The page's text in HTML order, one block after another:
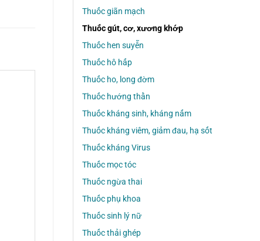
Thuốc giãn mạch
Thuốc gút, cơ, xương khớp
Thuốc hen suyễn
Thuốc hô hấp
Thuốc ho, long đờm
Thuốc hướng thần
Thuốc kháng sinh, kháng nấm
Thuốc kháng viêm, giảm đau, hạ sốt
Thuốc kháng Virus
Thuốc mọc tóc
Thuốc ngừa thai
Thuốc phụ khoa
Thuốc sinh lý nữ
Thuốc thải ghép